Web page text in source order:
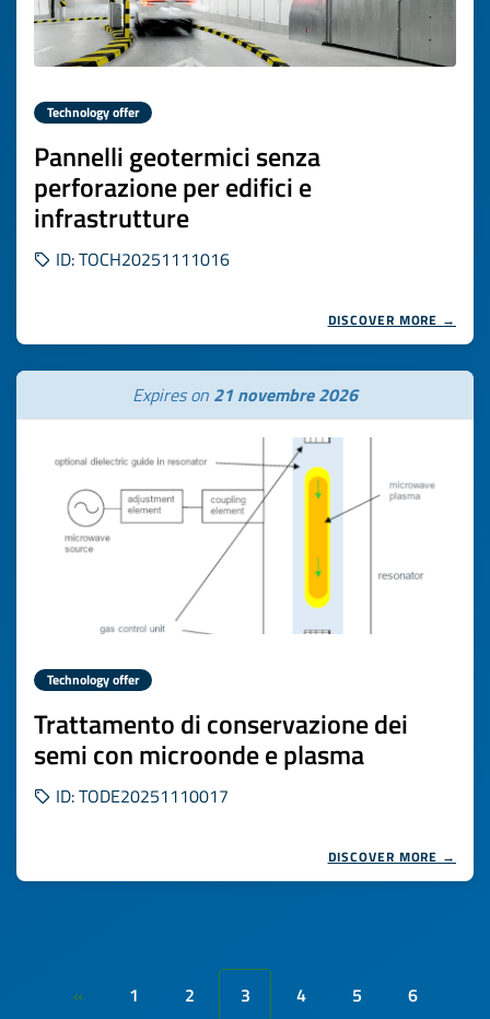
Technology offer
Pannelli geotermici senza
perforazione per edifici e
infrastrutture
ID: TOCH20251111016
DISCOVER MORE →
Expires on 21 novembre 2026
Technology offer
Trattamento di conservazione dei
semi con microonde e plasma
ID: TODE20251110017
DISCOVER MORE →
« 1 2 3 4 5
6